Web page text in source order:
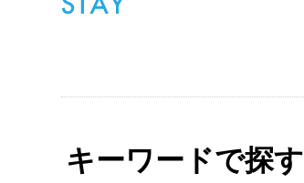
キーワードで探す